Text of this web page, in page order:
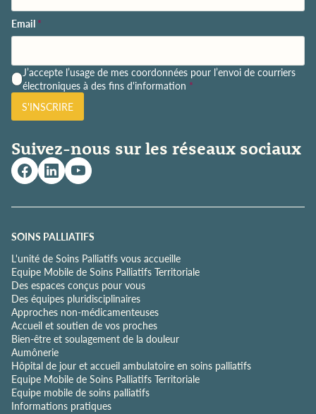
Email *
P
o
l
t
q
u
e
e
o
n
f
i
d
e
n
t
i
a
l
i
t
é
J’accepte l’usage de mes coordonnées pour l’envoi de courriers
électroniques à des fins d'information *
S'INSCRIRE
Suivez-nous sur les réseaux sociaux
SOINS PALLIATIFS
L'unité de Soins Palliatifs vous accueille
Equipe Mobile de Soins Palliatifs Territoriale
Des espaces conçus pour vous
Des équipes pluridisciplinaires
Approches non-médicamenteuses
Accueil et soutien de vos proches
Bien-être et soulagement de la douleur
Aumônerie
Hôpital de jour et accueil ambulatoire en soins palliatifs
Equipe Mobile de Soins Palliatifs Territoriale
Equipe mobile de soins palliatifs
Informations pratiques